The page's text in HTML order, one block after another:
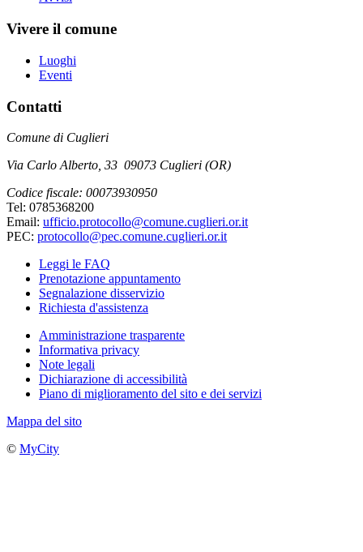
Vivere il comune
Luoghi
Eventi
Contatti
Comune di Cuglieri
Via Carlo Alberto, 33 09073 Cuglieri (OR)
Codice fiscale: 00073930950
Tel: 0785368200
Email: ufficio.protocollo@comune.cuglieri.or.it
PEC: protocollo@pec.comune.cuglieri.or.it
Leggi le FAQ
Prenotazione appuntamento
Segnalazione disservizio
Richiesta d'assistenza
Amministrazione trasparente
Informativa privacy
Note legali
Dichiarazione di accessibilità
Piano di miglioramento del sito e dei servizi
Mappa del sito
© MyCity